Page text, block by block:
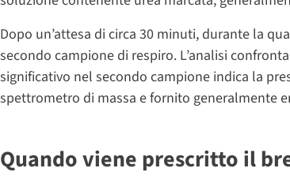
Dopo un’attesa di circa 30 minuti, durante la
secondo campione di respiro. L’analisi
significativo nel secondo campione indica la
spettrometro di massa e fornito generalmente
Quando viene prescritto il